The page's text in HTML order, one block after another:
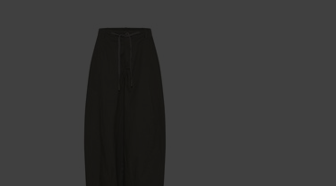
XS/S S/M M/L